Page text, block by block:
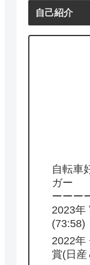
自己紹介
自転車
ガー
ーーー
2023年
(73:58)
2022年
賞(日産